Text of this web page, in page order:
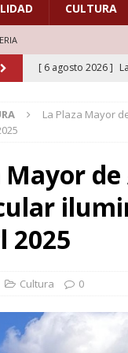
CULTURA
[ 6 agosto 2026 ]
[ 6 agosto 2026 ]
[ 5 agosto 2026 ]
aficionados al
DEPORTES
deporte el verano
doblones y
La Plaza Mayor
Mayor
2025
Cultura 0